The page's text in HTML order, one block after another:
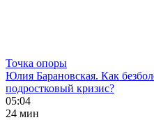
Точка опоры
Юлия Барановская. Как
подростковый кризис?
05:04
24 мин